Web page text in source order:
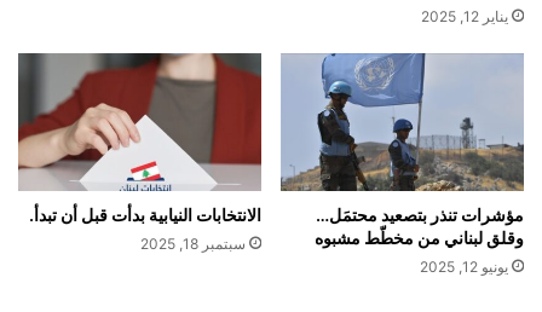
يناير 12, 2025
مؤشرات تنذر بتصعيد محتمَل…
وقلق لبناني من مخطّط مشبوه
يونيو 12, 2025
الانتخابات النيابية بدأت قبل أن تبدأ.
سبتمبر 18, 2025